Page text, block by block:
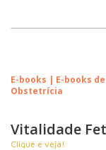
E-books | E-books
Obstetrícia
Vitalidade
Clique e veja!